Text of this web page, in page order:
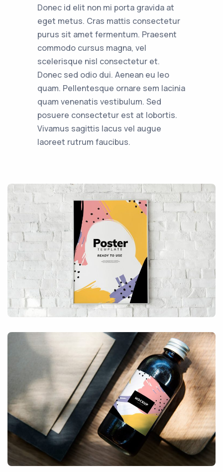
Donec id elit non mi porta gravida at
eget metus. Cras mattis consectetur
purus sit amet fermentum. Praesent
commodo cursus magna, vel
scelerisque nisl consectetur et.
Donec sed odio dui. Aenean eu leo
quam. Pellentesque ornare sem lacinia
quam venenatis vestibulum. Sed
posuere consectetur est at lobortis.
Vivamus sagittis lacus vel augue
laoreet rutrum faucibus.